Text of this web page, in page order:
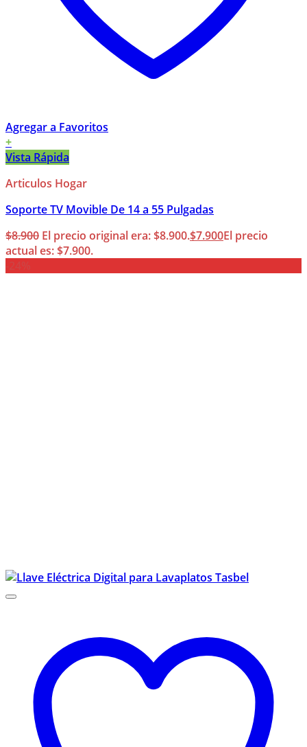
Agregar a Favoritos
+
Vista Rápida
Articulos Hogar
Soporte TV Movible De 14 a 55 Pulgadas
$8.900 El precio original era: $8.900.$7.900El precio
actual es: $7.900.